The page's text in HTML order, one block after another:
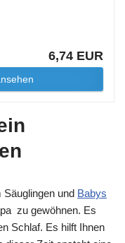
6,74 EUR
und Babys
zu gewöhnen. Es
Schlaf. Es hilft Ihnen